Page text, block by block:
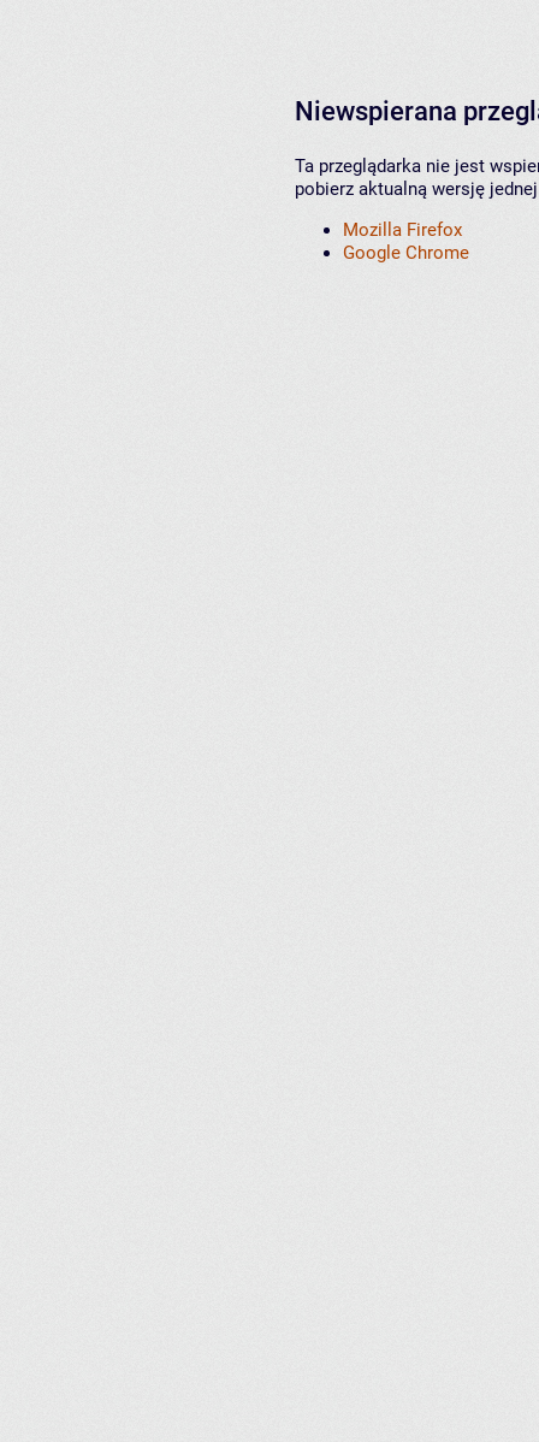
Niewspierana
Ta przeglądarka nie jest
pobierz aktualną wersję
Mozilla Firefox
Google Chrome